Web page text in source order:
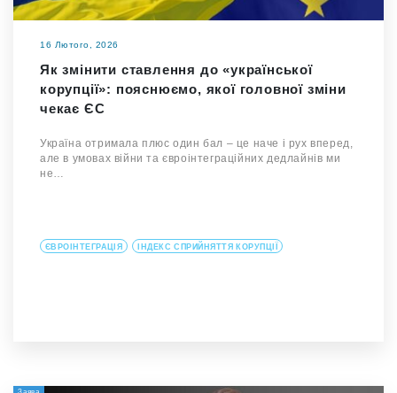
16 Лютого, 2026
Як змінити ставлення до «української
корупції»: пояснюємо, якої головної зміни
чекає ЄС
Україна отримала плюс один бал – це наче і рух вперед,
але в умовах війни та євроінтеграційних дедлайнів ми
не…
ЄВРОІНТЕГРАЦІЯ ІНДЕКС СПРИЙНЯТТЯ КОРУПЦІЇ